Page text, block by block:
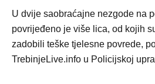
U dvije saobraćajne nezgode na
povrijeđeno je više lica, od kojih
zadobili teške tjelesne povrede,
TrebinjeLive.info u Policijskoj